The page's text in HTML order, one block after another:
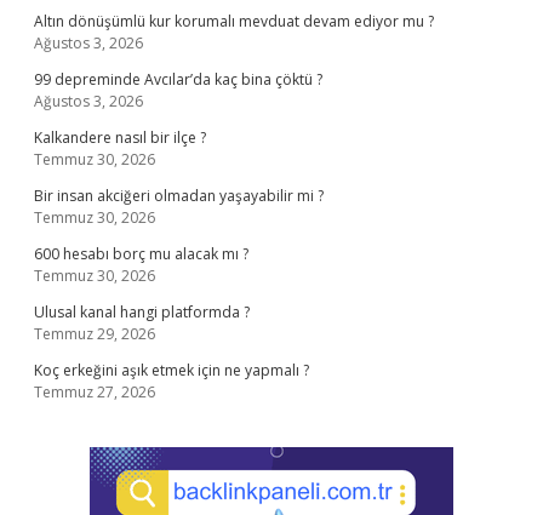
Altın dönüşümlü kur korumalı mevduat devam ediyor mu ?
Ağustos 3, 2026
99 depreminde Avcılar’da kaç bina çöktü ?
Ağustos 3, 2026
Kalkandere nasıl bir ilçe ?
Temmuz 30, 2026
Bir insan akciğeri olmadan yaşayabilir mi ?
Temmuz 30, 2026
600 hesabı borç mu alacak mı ?
Temmuz 30, 2026
Ulusal kanal hangi platformda ?
Temmuz 29, 2026
Koç erkeğini aşık etmek için ne yapmalı ?
Temmuz 27, 2026